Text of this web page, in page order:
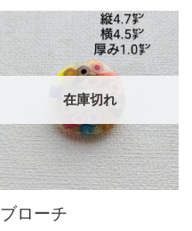
在庫切れ
ブローチ